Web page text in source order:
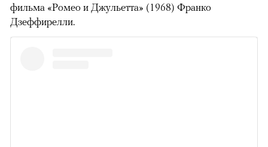
фильма «Ромео и Джульетта» (1968) Франко
Дзеффирелли.